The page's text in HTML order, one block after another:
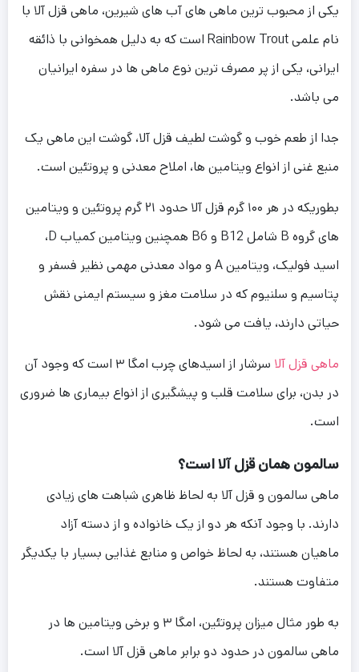
یکی از محبوب ترین ماهی های آب های شیرین، ماهی قزل آلا با
نام علمی Rainbow Trout است که به دلیل همخوانی با ذائقه
ایرانی، یکی از پر مصرف ترین نوع ماهی ها در سفره ایرانیان
می باشد.
جدا از طعم خوب و گوشت لطیف قزل آلا، گوشت این ماهی یک
منبع غنی از انواع ویتامین ها، املاح معدنی و پروتئین است.
بطوریکه در هر ۱۰۰ گرم قزل آلا حدود ۲۱ گرم پروتئین و ویتامین
های گروه B شامل B12 و B6 همچنین ویتامین کمیاب D،
اسید فولیک، ویتامین A و مواد معدنی مهمی نظیر فسفر و
پتاسیم و سلنیوم که در سلامت مغز و سیستم ایمنی نقش
حیاتی دارند، یافت می شود.
ماهی قزل آلا
سرشار از اسیدهای چرب امگا ۳ است که وجود آن
در بدن، برای سلامت قلب و پیشگیری از انواع بیماری ها ضروری
است.
سالمون همان قزل آلا است؟
ماهی سالمون و قزل آلا به لحاظ ظاهری شباهت های زیادی
دارند. با وجود آنکه هر دو از یک خانواده و از دسته آزاد
ماهیان هستند، به لحاظ خواص و منابع غذایی بسیار با یکدیگر
متفاوت هستند.
به طور مثال میزان پروتئین، امگا ۳ و برخی ویتامین ها در
ماهی سالمون در حدود دو برابر ماهی قزل آلا است.